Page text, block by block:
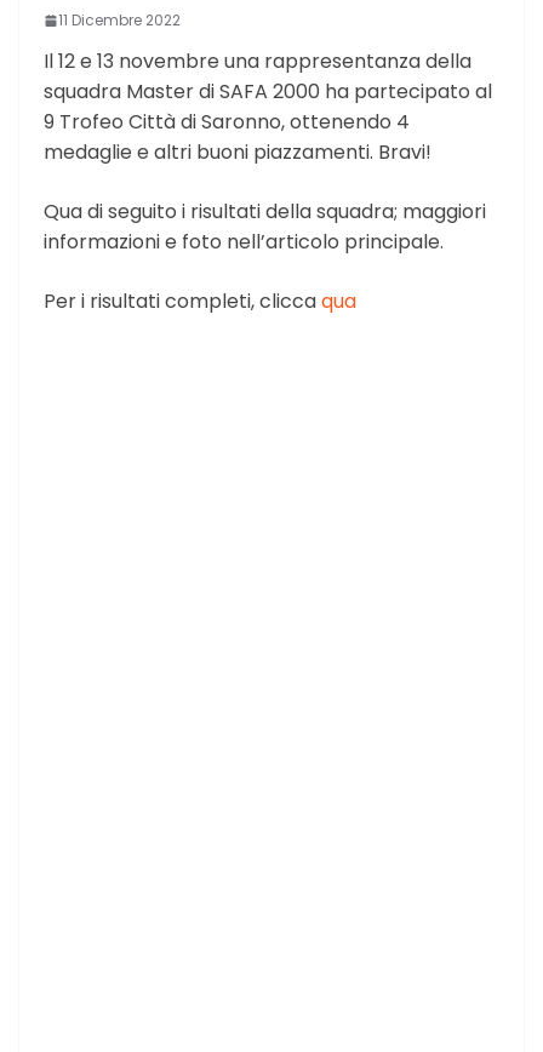
11 Dicembre 2022
Il 12 e 13 novembre una rappresentanza della
squadra Master di SAFA 2000 ha partecipato al
9 Trofeo Città di Saronno, ottenendo 4
medaglie e altri buoni piazzamenti. Bravi!
Qua di seguito i risultati della squadra; maggiori
informazioni e foto nell’articolo principale.
Per i risultati completi, cliccaqua